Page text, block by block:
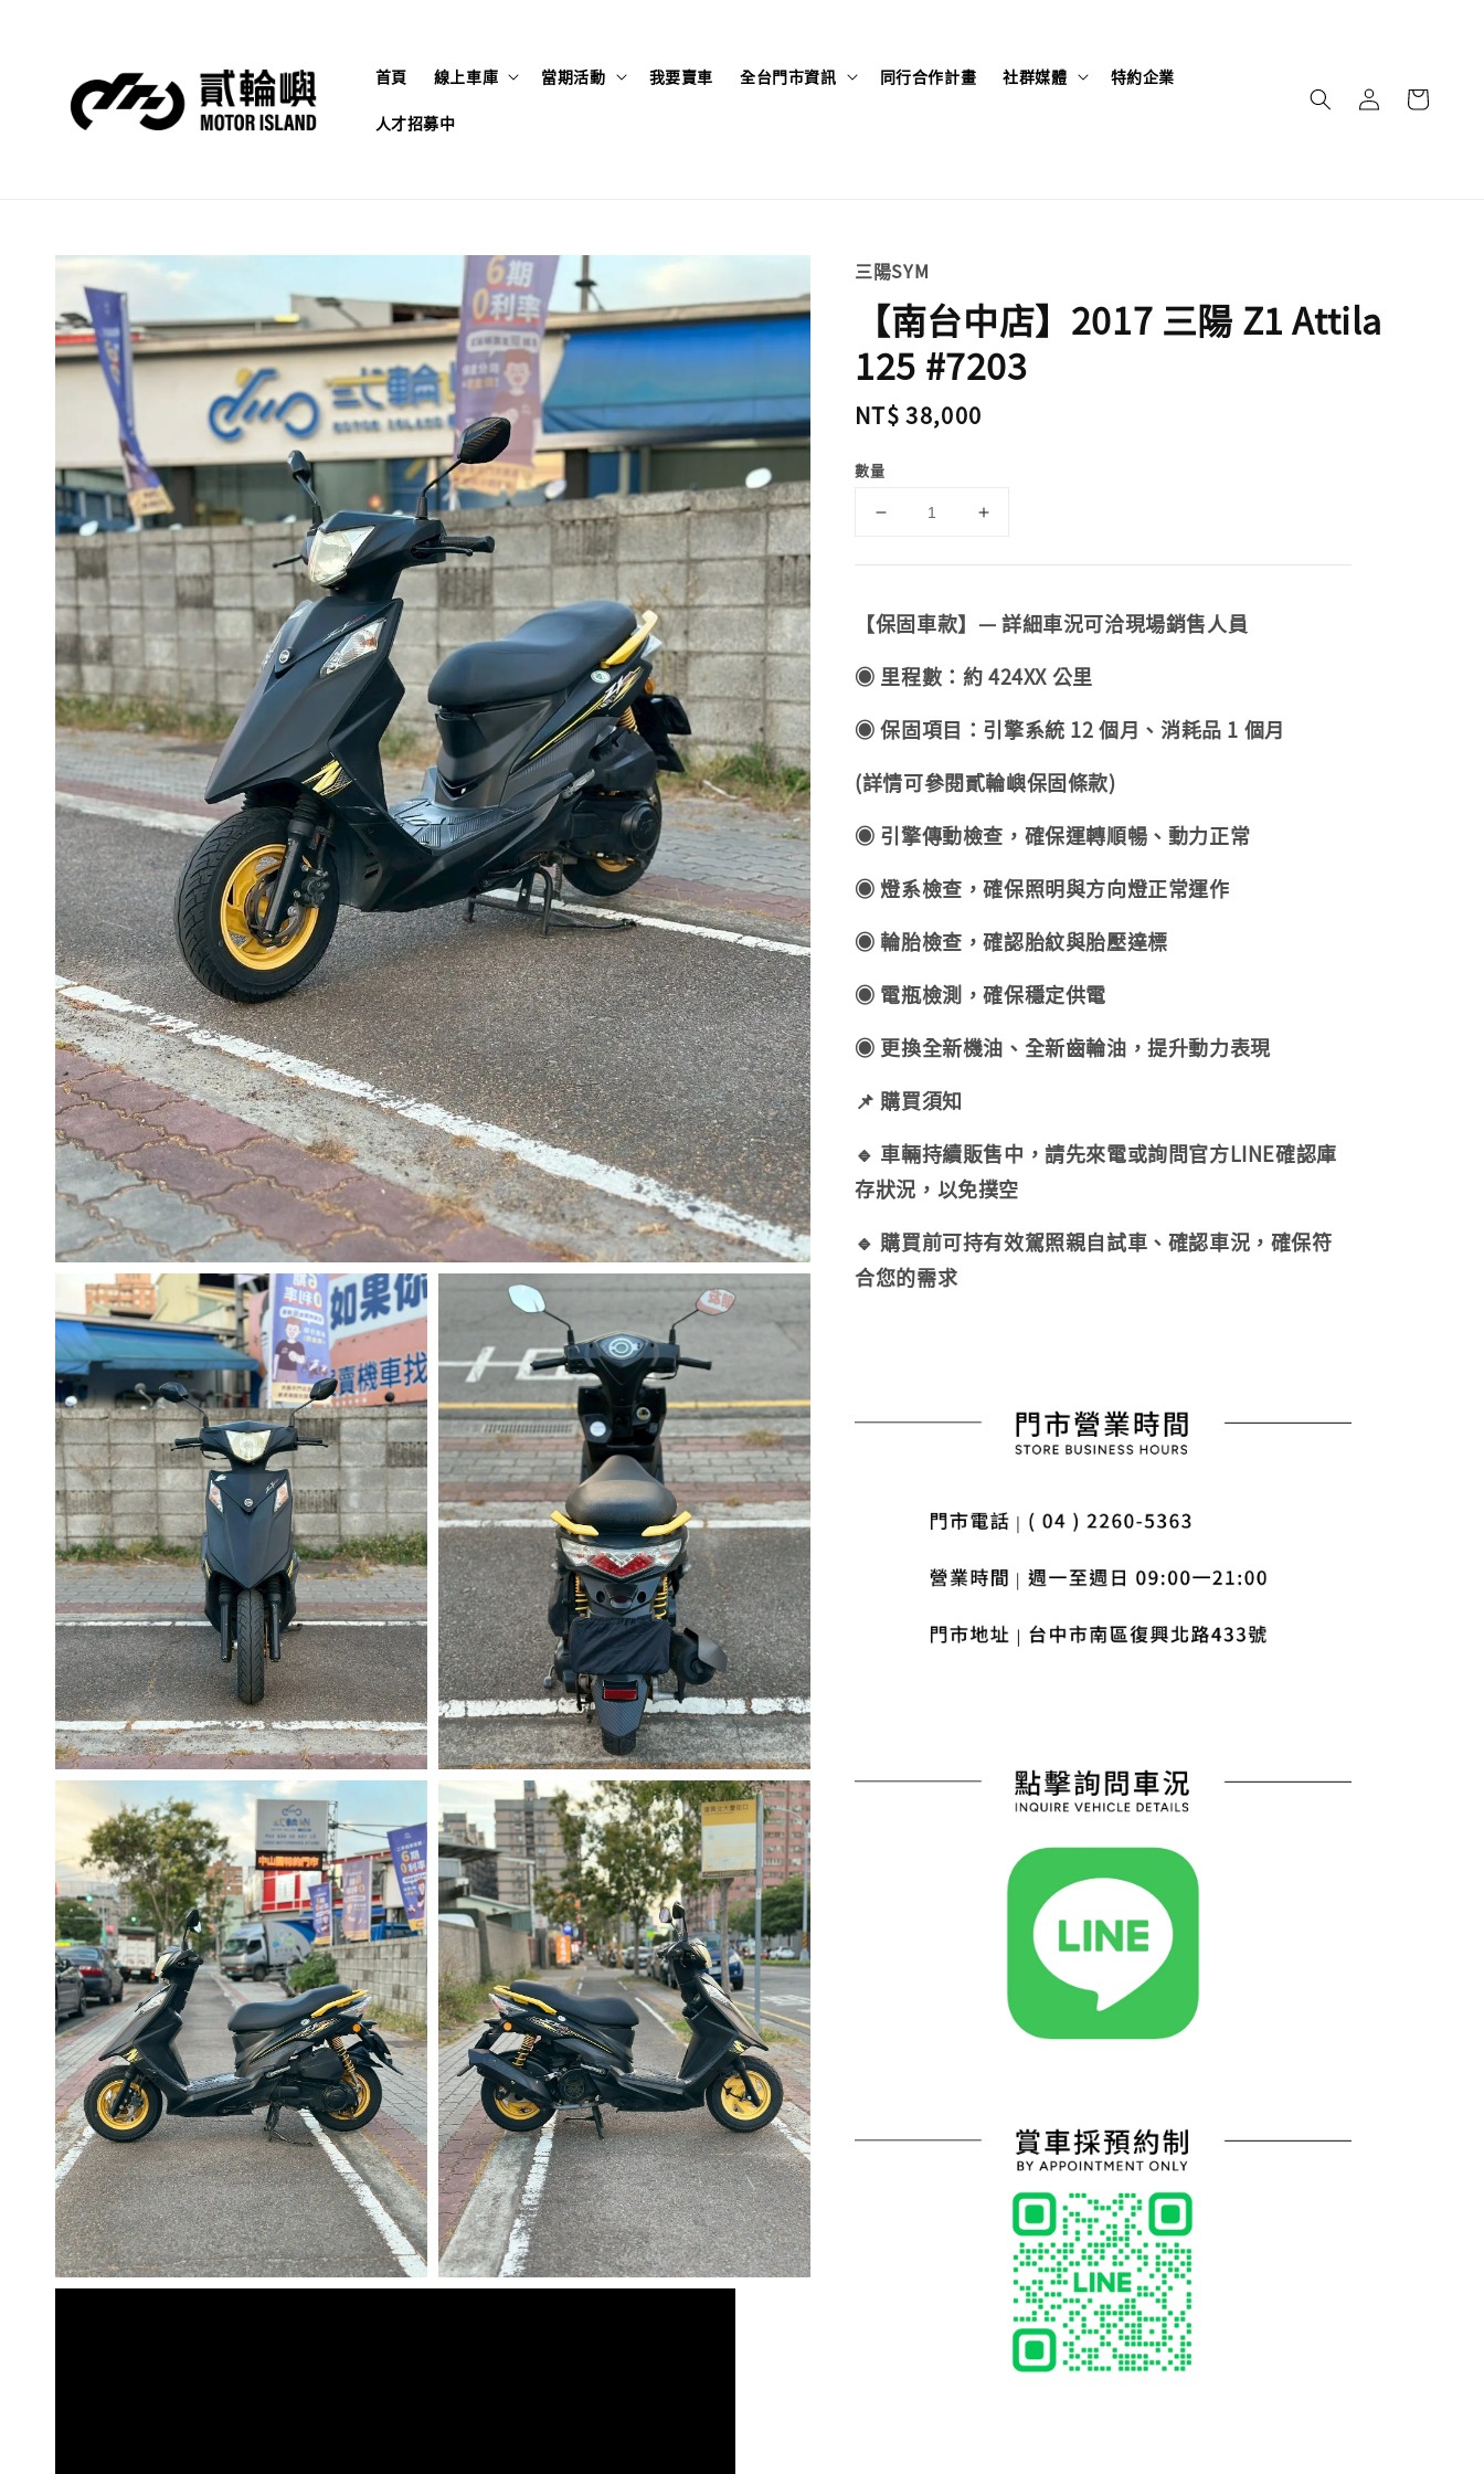
首頁 線上車庫 當期活動 我要賣車 全台門市資訊 同行合作計畫 社群媒體 特約企業
人才招募中
三陽SYM
【南台中店】2017 三陽 Z1 Attila
125 #7203
Regular
NT$ 38,000
數量
【保固車款】— 詳細車況可洽現場銷售人員
◉ 里程數：約 424XX 公里
◉ 保固項目：引擎系統 12 個月、消耗品 1 個月
(詳情可參閱貳輪嶼保固條款)
◉ 引擎傳動檢查，確保運轉順暢、動力正常
◉ 燈系檢查，確保照明與方向燈正常運作
◉ 輪胎檢查，確認胎紋與胎壓達標
◉ 電瓶檢測，確保穩定供電
◉ 更換全新機油、全新齒輪油，提升動力表現
📌 購買須知
🔹 車輛持續販售中，請先來電或詢問官方LINE確認庫
存狀況，以免撲空
🔹 購買前可持有效駕照親自試車、確認車況，確保符
合您的需求